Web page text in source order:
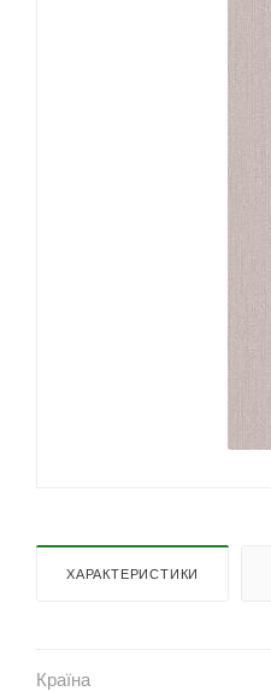
ХАРАКТЕРИСТИКИ
Країна